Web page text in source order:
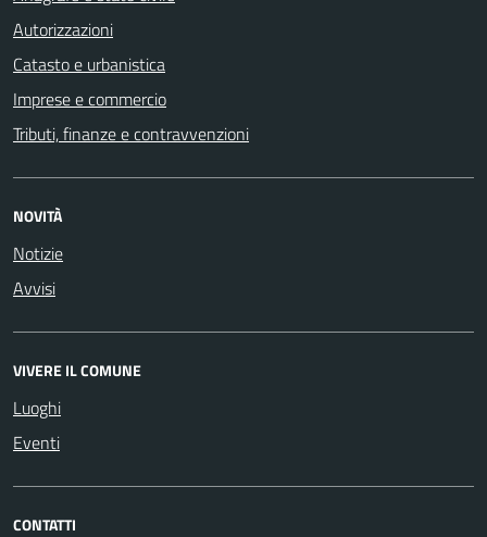
Autorizzazioni
Catasto e urbanistica
Imprese e commercio
Tributi, finanze e contravvenzioni
NOVITÀ
Notizie
Avvisi
VIVERE IL COMUNE
Luoghi
Eventi
CONTATTI